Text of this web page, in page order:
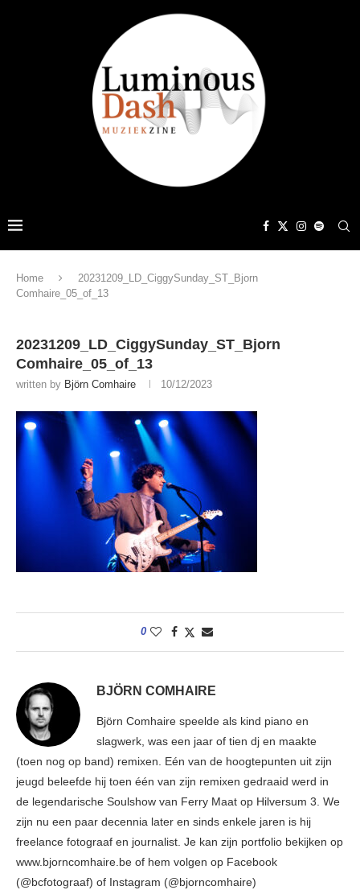
Home
20231209_LD_CiggySunday_ST_Bjorn
Comhaire_05_of_13
20231209_LD_CiggySunday_ST_Bjorn
Comhaire_05_of_13
written by Björn Comhaire 10/12/2023
0
BJÖRN COMHAIRE
Björn Comhaire speelde als kind piano en
slagwerk, was een jaar of tien dj en maakte
(toen nog op band) remixen. Eén van de hoogtepunten uit zijn
jeugd beleefde hij toen één van zijn remixen gedraaid werd in
de legendarische Soulshow van Ferry Maat op Hilversum 3. We
zijn nu een paar decennia later en sinds enkele jaren is hij
freelance fotograaf en journalist. Je kan zijn portfolio bekijken op
www.bjorncomhaire.be of hem volgen op Facebook
(@bcfotograaf) of Instagram (@bjorncomhaire)